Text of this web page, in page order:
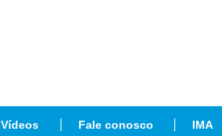
Vídeos Fale conosco IMA